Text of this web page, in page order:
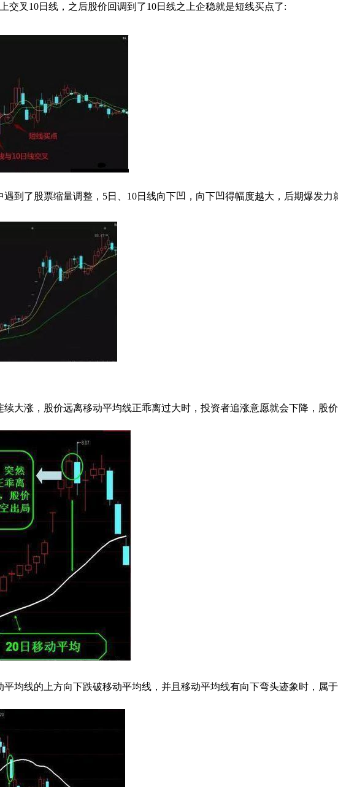
叉10日线，之后股价回调到了10日线之上企稳就是短线买点了:
了股票缩量调整，5日、10日线向下凹，向下凹得幅度越大，后期爆发力
涨，股价远离移动平均线正乖离过大时，投资者追涨意愿就会下降，股
线的上方向下跌破移动平均线，并且移动平均线有向下弯头迹象时，属